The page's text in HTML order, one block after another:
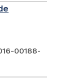
00188-